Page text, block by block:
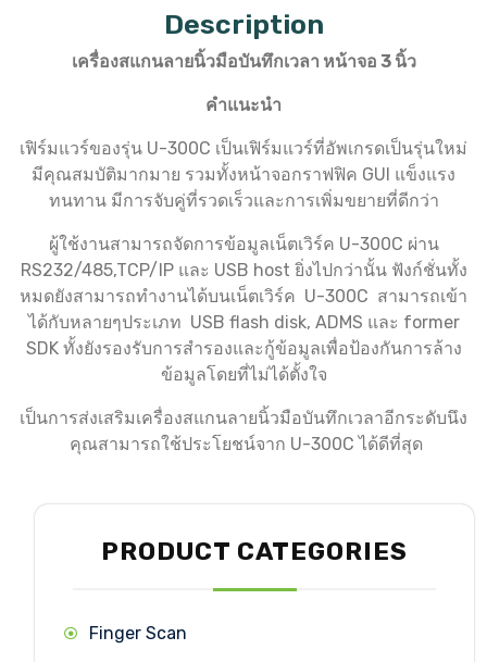
Description
เครื่องสแกนลายนิ้วมือบันทึกเวลา หน้าจอ 3 นิ้ว
คำแนะนำ
เฟิร์มแวร์ของรุ่น U-300C เป็นเฟิร์มแวร์ที่อัพเกรดเป็นรุ่นใหม่
มีคุณสมบัติมากมาย รวมทั้งหน้าจอกราฟฟิค GUI แข็งแรง
ทนทาน มีการจับคู่ที่รวดเร็วและการเพิ่มขยายที่ดีกว่า
ผู้ใช้งานสามารถจัดการข้อมูลเน็ตเวิร์ค U-300C ผ่าน
RS232/485,TCP/IP และ USB host ยิ่งไปกว่านั้น ฟังก์ชั่นทั้ง
หมดยังสามารถทำงานได้บนเน็ตเวิร์ค U-300C สามารถเข้า
ได้กับหลายๆประเภท USB flash disk, ADMS และ former
SDK ทั้งยังรองรับการสำรองและกู้ข้อมูลเพื่อป้องกันการล้าง
ข้อมูลโดยที่ไม่ได้ตั้งใจ
เป็นการส่งเสริมเครื่องสแกนลายนิ้วมือบันทึกเวลาอีกระดับนึง
คุณสามารถใช้ประโยชน์จาก U-300C ได้ดีที่สุด
PRODUCT CATEGORIES
Finger Scan